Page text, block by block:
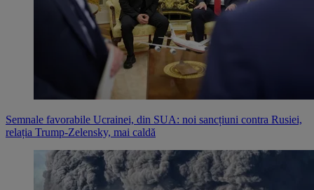
Semnale favorabile Ucrainei, din SUA: noi sancțiuni contra Rusiei,
relația Trump-Zelensky, mai caldă